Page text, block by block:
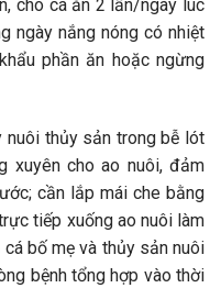
cho cá ăn 2 lần/ngày lúc
ngày nắng nóng có nhiệt
phần ăn hoặc ngừng
thủy sản trong bễ lót
xuyên cho ao nuôi, đảm
cần lắp mái che bằng
tiếp xuống ao nuôi làm
bố mẹ và thủy sản nuôi
bệnh tổng hợp vào thời